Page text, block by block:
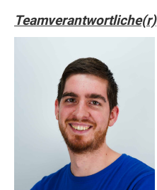
Teamverantwortliche(r)